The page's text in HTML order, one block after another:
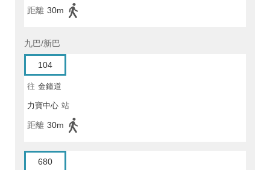
距離 30m
九巴/新巴
104
往 金鐘道
力寶中心 站
距離 30m
680